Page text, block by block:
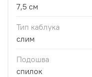
7,5 см
Тип каблука
слим
Подошва
спилок